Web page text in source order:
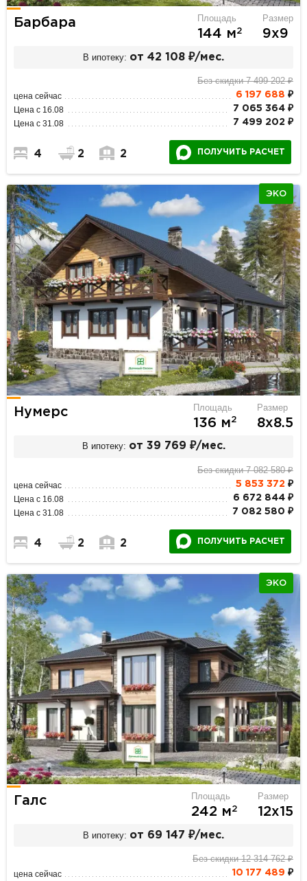
Барбара Площадь
144 м2
Размер
9х9
В ипотеку: от 42 108 ₽/мес.
Без скидки 7 499 202 ₽
цена сейчас 6 197 688 ₽
Цена с 16.08 7 065 364 ₽
Цена с 31.08 7 499 202 ₽
4 2 2 ПОЛУЧИТЬ РАСЧЕТ
ЭКО
Нумерс Площадь
136 м2
Размер
8х8.5
В ипотеку: от 39 769 ₽/мес.
Без скидки 7 082 580 ₽
цена сейчас 5 853 372 ₽
Цена с 16.08 6 672 844 ₽
Цена с 31.08 7 082 580 ₽
4 2 2 ПОЛУЧИТЬ РАСЧЕТ
ЭКО
Галс Площадь
242 м2
Размер
12х15
В ипотеку: от 69 147 ₽/мес.
Без скидки 12 314 762 ₽
цена сейчас 10 177 489 ₽